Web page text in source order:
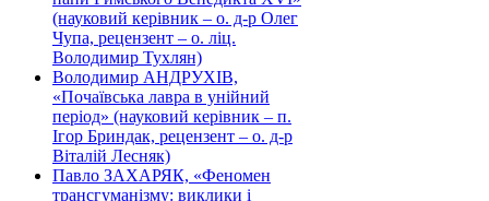
(науковий керівник – о. д-р Олег
Чупа, рецензент – о. ліц.
Володимир Тухлян)
Володимир АНДРУХІВ,
«Почаївська лавра в унійний
період» (науковий керівник – п.
Ігор Бриндак, рецензент – о. д-р
Віталій Лесняк)
Павло ЗАХАРЯК, «Феномен
трансгуманізму: виклики і